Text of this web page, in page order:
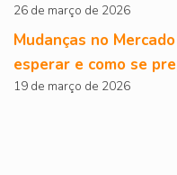
26 de março de 2026
Mudanças no
esperar e como se
19 de março de 2026